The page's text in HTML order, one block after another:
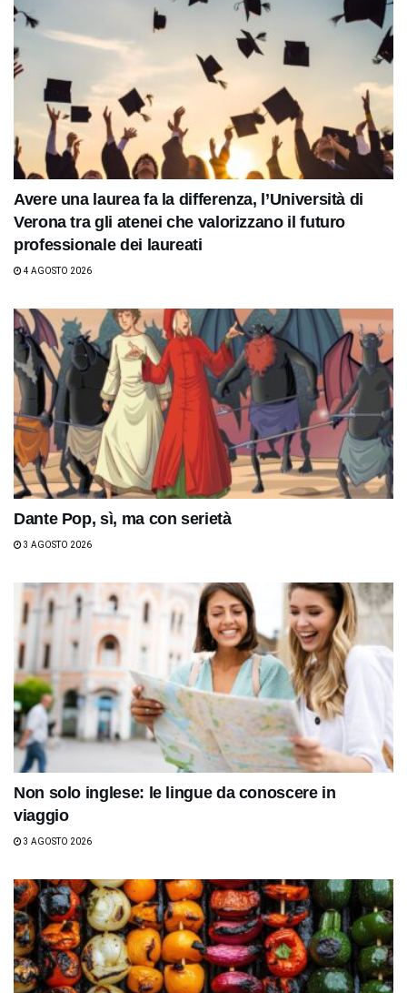
Avere una laurea fa la differenza, l’Università di
Verona tra gli atenei che valorizzano il futuro
professionale dei laureati
4 AGOSTO 2026
Dante Pop, sì, ma con serietà
3 AGOSTO 2026
Non solo inglese: le lingue da conoscere in
viaggio
3 AGOSTO 2026